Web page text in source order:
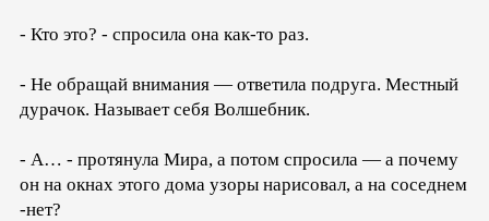
- Кто это? - спросила она как-то раз.
- Не обращай внимания — ответила подруга. Местный
дурачок. Называет себя Волшебник.
- А… - протянула Мира, а потом спросила — а почему
он на окнах этого дома узоры нарисовал, а на соседнем
-нет?